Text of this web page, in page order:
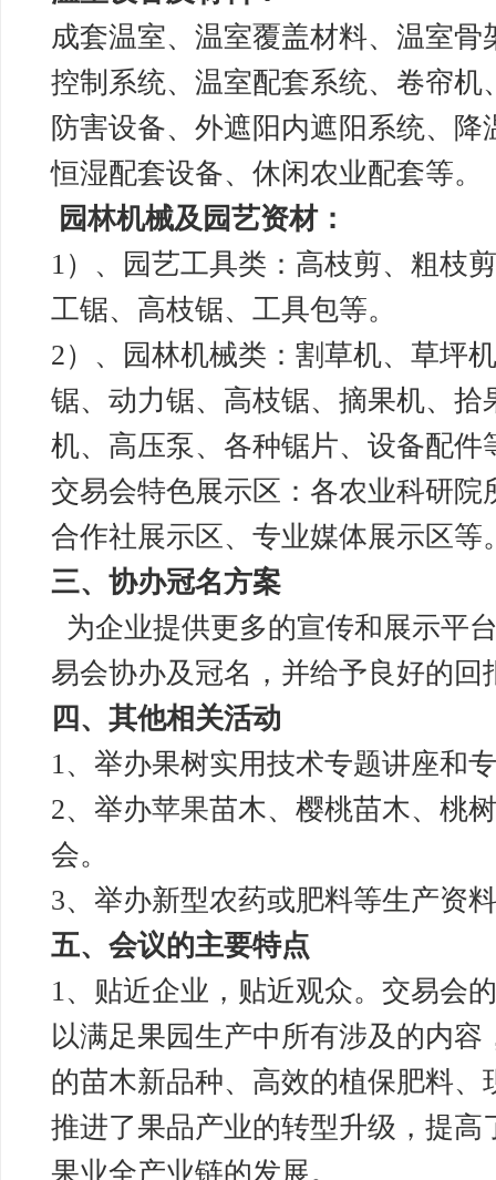
成套温室、温室覆盖材料、温室
控制系统、温室配套系统、卷帘
防害设备、外遮阳内遮阳系统、
恒湿配套设备、休闲农业配套等。
园林机械及园艺资材：
1）、园艺工具类：高枝剪、粗枝
工锯、高枝锯、工具包等。
2）、园林机械类：割草机、草坪
锯、动力锯、高枝锯、摘果机、
机、高压泵、各种锯片、设备配件
交易会特色展示区：各农业科研
合作社展示区、专业媒体展示区等
三、协办冠名方案
为企业提供更多的宣传和展示平
易会协办及冠名，并给予良好的回
四、其他相关活动
1、举办果树实用技术专题讲座和
2、举办苹果苗木、樱桃苗木、桃
会。
3、举办新型农药或肥料等生产资
五、会议的主要特点
1、贴近企业，贴近观众。交易会
以满足果园生产中所有涉及的内
的苗木新品种、高效的植保肥料
推进了果品产业的转型升级，提
果业全产业链的发展。